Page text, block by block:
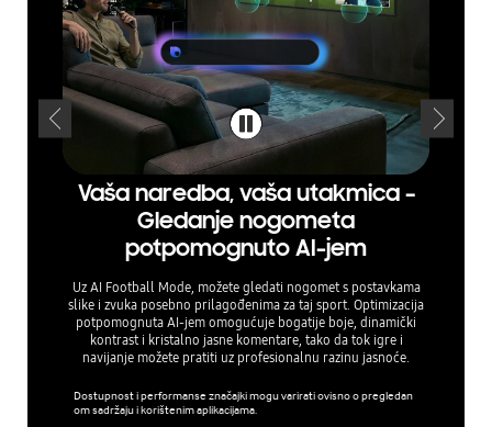
Vaša naredba, vaša utakmica –
Gledanje nogometa
potpomognuto AI-jem
Uz AI Football Mode, možete gledati nogomet s postavkama
slike i zvuka posebno prilagođenima za taj sport. Optimizacija
potpomognuta AI-jem omogućuje bogatije boje, dinamički
kontrast i kristalno jasne komentare, tako da tok igre i
navijanje možete pratiti uz profesionalnu razinu jasnoće.
Dostupnost i performanse značajki mogu varirati ovisno o pregledan
om sadržaju i korištenim aplikacijama.